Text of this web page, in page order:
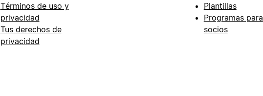
Términos de uso y
privacidad
Tus derechos de
privacidad
Plantillas
Programas para
socios